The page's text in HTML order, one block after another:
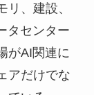
、建設、
タセンター
がAI関連に
アだけでな